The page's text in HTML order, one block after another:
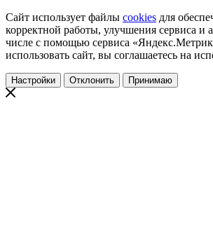
Сайт использует файлы cookies для
корректной работы, улучшения сервиса и
числе с помощью сервиса
использовать сайт, вы соглашаетесь на
Настройки Отклонить Принимаю